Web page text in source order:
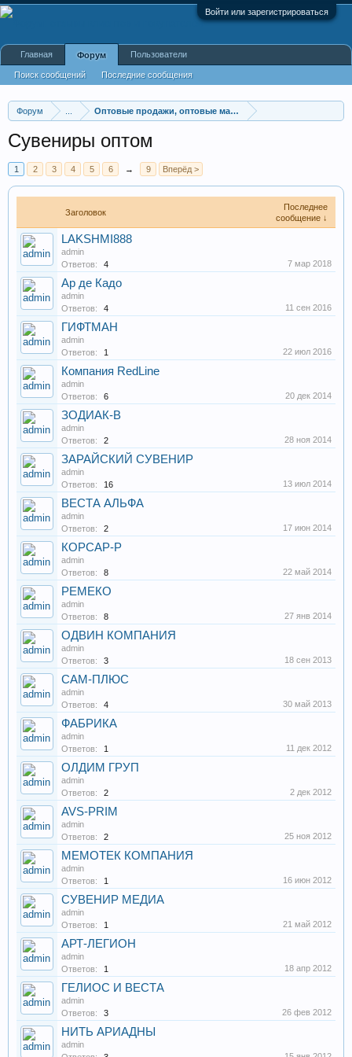
Войти или зарегистрироваться
Форум Оптовые продажи, оптовые магазины
Сувениры оптом
1 2 3 4 5 6 → 9 Вперёд >
Заголовок
Последнее
сообщение ↓
LAKSHMI888
admin
Ответов:
4 7 мар 2018
Ар де Кадо
admin
Ответов:
4 11 сен 2016
ГИФТМАН
admin
Ответов:
1 22 июл 2016
Компания RedLine
admin
Ответов:
6 20 дек 2014
ЗОДИАК-В
admin
Ответов:
2 28 ноя 2014
ЗАРАЙСКИЙ СУВЕНИР
admin
Ответов:
16 13 июл 2014
ВЕСТА АЛЬФА
admin
Ответов:
2 17 июн 2014
КОРСАР-Р
admin
Ответов:
8 22 май 2014
РЕМЕКО
admin
Ответов:
8 27 янв 2014
ОДВИН КОМПАНИЯ
admin
Ответов:
3 18 сен 2013
САМ-ПЛЮС
admin
Ответов:
4 30 май 2013
ФАБРИКА
admin
Ответов:
1 11 дек 2012
ОЛДИМ ГРУП
admin
Ответов:
2 2 дек 2012
AVS-PRIM
admin
Ответов:
2 25 ноя 2012
МЕМОТЕК КОМПАНИЯ
admin
Ответов:
1 16 июн 2012
СУВЕНИР МЕДИА
admin
Ответов:
1 21 май 2012
АРТ-ЛЕГИОН
admin
Ответов:
1 18 апр 2012
ГЕЛИОС И ВЕСТА
admin
Ответов:
3 26 фев 2012
НИТЬ АРИАДНЫ
admin
Главная Форум
Поиск сообщений Последние сообщения
Пользователи